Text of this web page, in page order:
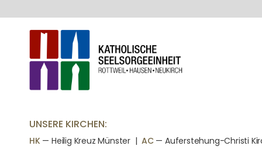
UNSERE KIRCHEN:
HK— Heilig Kreuz Münster |AC— Auferstehung-Christi